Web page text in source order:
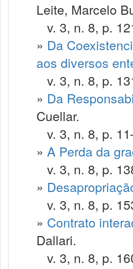
Leite, Marcelo
v. 3, n. 8, p.
» Da
aos diversos
v. 3, n. 8, p.
» Da
Cuellar.
v. 3, n. 8, p.
» A Perda da
v. 3, n. 8, p.
»
v. 3, n. 8, p.
» Contrato
Dallari.
v. 3, n. 8, p.